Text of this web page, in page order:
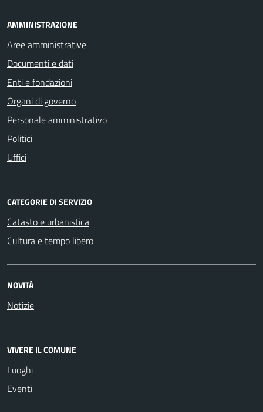
AMMINISTRAZIONE
Aree amministrative
Documenti e dati
Enti e fondazioni
Organi di governo
Personale amministrativo
Politici
Uffici
CATEGORIE DI SERVIZIO
Catasto e urbanistica
Cultura e tempo libero
NOVITÀ
Notizie
VIVERE IL COMUNE
Luoghi
Eventi